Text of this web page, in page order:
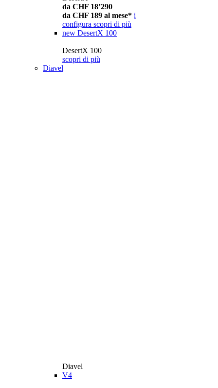
da CHF 18’290
da CHF 189 al mese* i
configura scopri di più
new DesertX 100
DesertX 100
scopri di più
Diavel
Diavel
V4